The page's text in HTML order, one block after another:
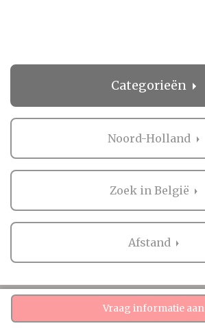
Categorieën
Noord-Holland
Zoek in België
Afstand
Vraag informatie aan